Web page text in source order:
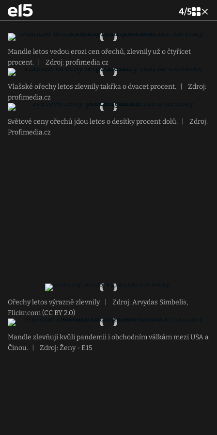
4/5
Mandle letos vedou erozi cen ořechů, zlevnily už o čtyřicet
procent.
Zdroj: profimedia.cz
Vlašské ořechy letos zlevnily takřka o dvacet procent.
Zdroj:
profimedia.cz
Světové ceny ořechů jdou letos o desítky procent dolů.
Zdroj:
Profimedia.cz
Ořechy letos výrazně zlevnily.
Zdroj: Arvydas Simbelis,
Flickr.com (CC BY 2.0)
Mandle zlevňují kvůli pandemii i obchodním válkám mezi USA a
Čínou.
Zdroj: Ženy - E15